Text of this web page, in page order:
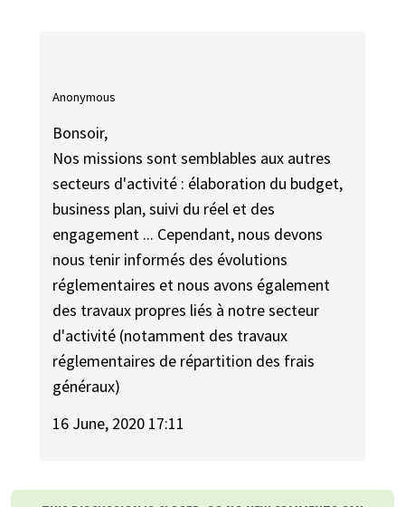
Anonymous
Bonsoir,
Nos missions sont semblables aux autres
secteurs d'activité : élaboration du budget,
business plan, suivi du réel et des
engagement ... Cependant, nous devons
nous tenir informés des évolutions
réglementaires et nous avons également
des travaux propres liés à notre secteur
d'activité (notamment des travaux
réglementaires de répartition des frais
généraux)
16 June, 2020 17:11